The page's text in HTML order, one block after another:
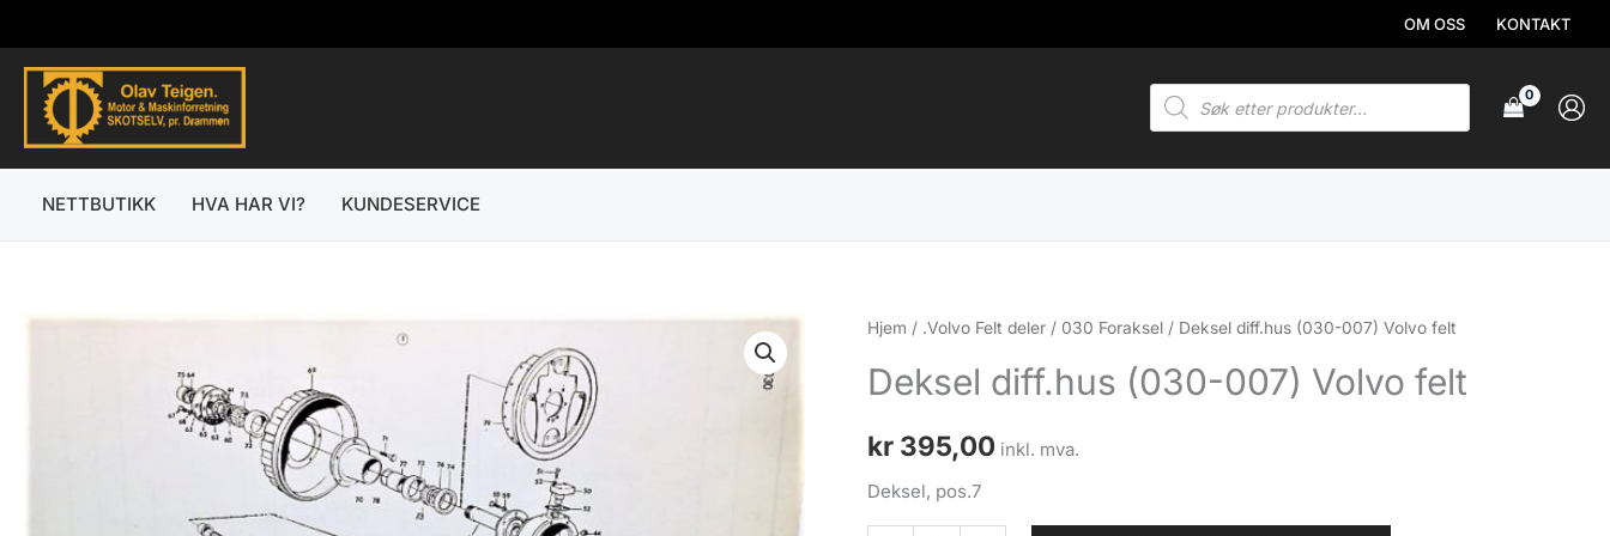
rett
innholdet
OM OSS KONTAKT
Products
search
NETTBUTIKK HVA HAR VI? KUNDESERVICE
Hjem / .Volvo Felt deler / 030 Foraksel / Deksel diff.hus (030-007) Volvo felt
Deksel diff.hus (030-007) Volvo felt
kr 395,00 inkl. mva.
Deksel, pos.7